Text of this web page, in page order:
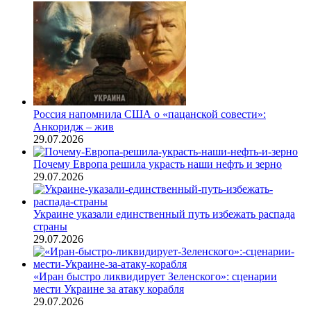
Россия напомнила США о «пацанской совести»:
Анкоридж – жив
29.07.2026
Почему Европа решила украсть наши нефть и зерно
29.07.2026
Украине указали единственный путь избежать распада
страны
29.07.2026
«Иран быстро ликвидирует Зеленского»: сценарии
мести Украине за атаку корабля
29.07.2026